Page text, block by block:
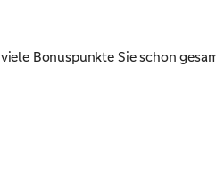
Bonuspunkte Sie schon